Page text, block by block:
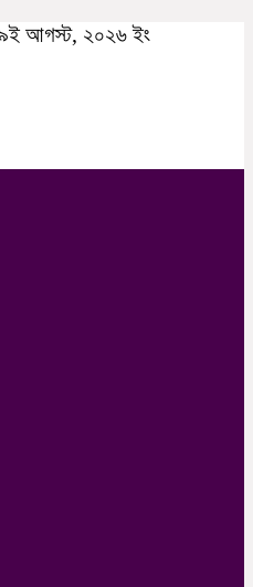
৯ই আগস্ট, ২০২৬ ইং